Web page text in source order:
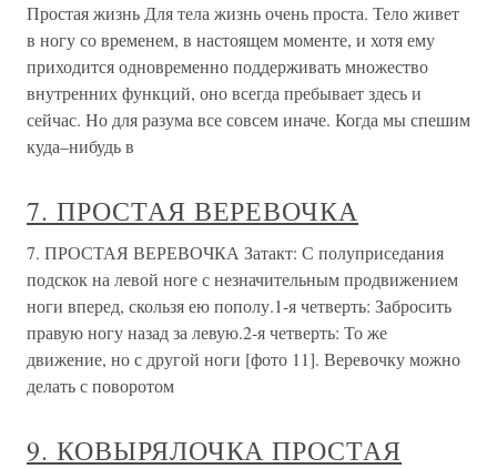
Простая жизнь Для тела жизнь очень проста. Тело живет
в ногу со временем, в настоящем моменте, и хотя ему
приходится одновременно поддерживать множество
внутренних функций, оно всегда пребывает здесь и
сейчас. Но для разума все совсем иначе. Когда мы спешим
куда–нибудь в
7. ПРОСТАЯ ВЕРЕВОЧКА
7. ПРОСТАЯ ВЕРЕВОЧКА Затакт: С полуприседания
подскок на левой ноге с незначительным продвижением
ноги вперед, скользя ею пополу.1-я четверть: Забросить
правую ногу назад за левую.2-я четверть: То же
движение, но с другой ноги [фото 11]. Веревочку можно
делать с поворотом
9. КОВЫРЯЛОЧКА ПРОСТАЯ